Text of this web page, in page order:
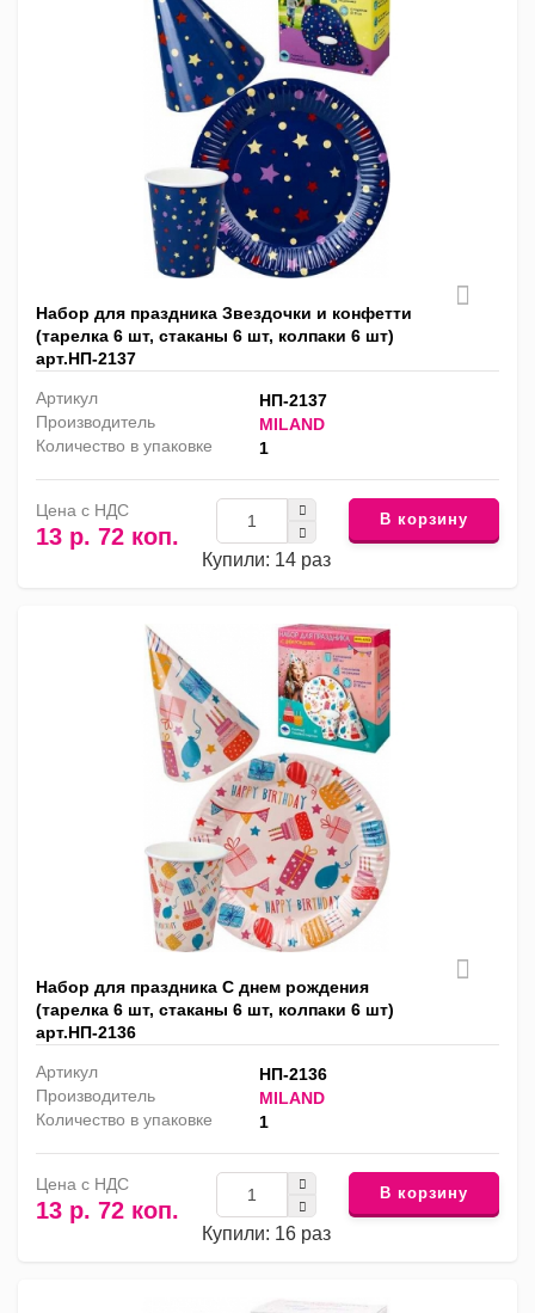
Набор для праздника Звездочки и конфетти
(тарелка 6 шт, стаканы 6 шт, колпаки 6 шт)
арт.НП-2137
Артикул
НП-2137
Производитель
MILAND
Количество в упаковке
1
Цена с НДС
13 р. 72 коп.
Купили: 14 раз
В корзину
Набор для праздника С днем рождения
(тарелка 6 шт, стаканы 6 шт, колпаки 6 шт)
арт.НП-2136
Артикул
НП-2136
Производитель
MILAND
Количество в упаковке
1
Цена с НДС
13 р. 72 коп.
Купили: 16 раз
В корзину